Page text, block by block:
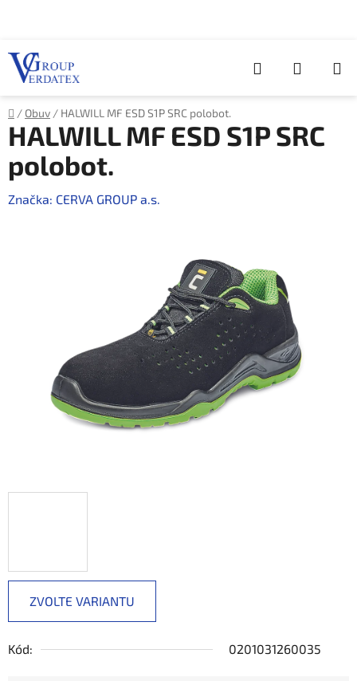
Hledat
KOŠÍK
Domů
/ Obuv / HALWILL MF ESD S1P SRC polobot.
ZVOLTE VARIANTU
Kód: 0201031260035
HALWILL MF ESD S1P SRC
polobot.
Značka: CERVA GROUP a.s.